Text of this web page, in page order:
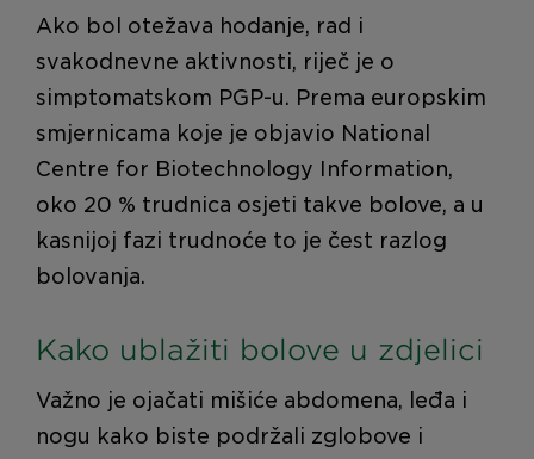
Ako bol otežava hodanje, rad i
svakodnevne aktivnosti, riječ je o
simptomatskom PGP-u. Prema europskim
smjernicama koje je objavio National
Centre for Biotechnology Information,
oko 20 % trudnica osjeti takve bolove, a u
kasnijoj fazi trudnoće to je čest razlog
bolovanja.
Kako ublažiti bolove u zdjelici
Važno je ojačati mišiće abdomena, leđa i
nogu kako biste podržali zglobove i